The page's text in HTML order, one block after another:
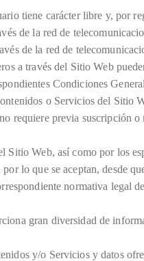
tiene carácter libre y, por
de la red de
de la red de
a través del Sitio Web
Condiciones
o Servicios del Sitio
requiere previa suscripción o
Sitio Web, así como por los
lo que se aceptan, desde
normativa legal
gran diversidad de
y/o Servicios y datos